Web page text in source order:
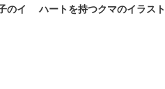
のイ ハートを持つクマのイラスト